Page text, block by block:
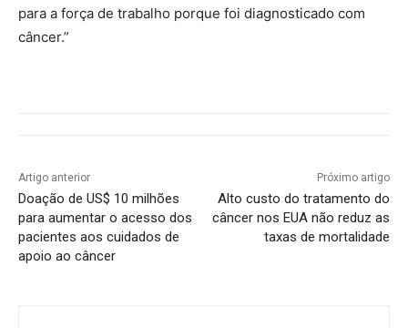
para a força de trabalho porque foi diagnosticado com
câncer.”
Artigo anterior
Doação de US$ 10 milhões
para aumentar o acesso dos
pacientes aos cuidados de
apoio ao câncer
Próximo artigo
Alto custo do tratamento do
câncer nos EUA não reduz as
taxas de mortalidade